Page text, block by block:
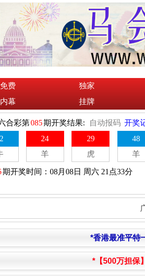
免费
独家
内幕
挂牌
*香港最准平特
*【500万担保